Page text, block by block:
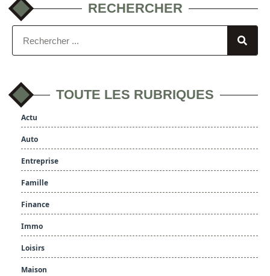
RECHERCHER
TOUTE LES RUBRIQUES
Actu
Auto
Entreprise
Famille
Finance
Immo
Loisirs
Maison